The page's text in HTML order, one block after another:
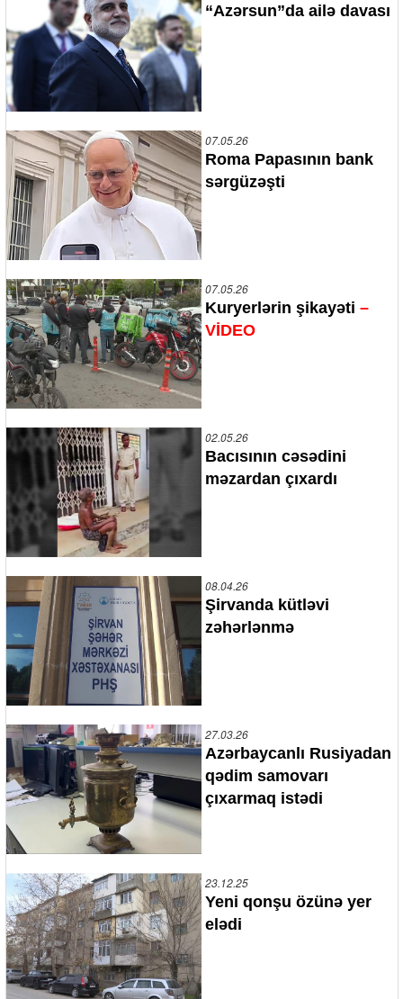
“Azərsun”da ailə davası
07.05.26
Roma Papasının bank
sərgüzəşti
07.05.26
Kuryerlərin şikayəti –
VİDEO
02.05.26
Bacısının cəsədini
məzardan çıxardı
08.04.26
Şirvanda kütləvi
zəhərlənmə
27.03.26
Azərbaycanlı Rusiyadan
qədim samovarı
çıxarmaq istədi
23.12.25
Yeni qonşu özünə yer
elədi